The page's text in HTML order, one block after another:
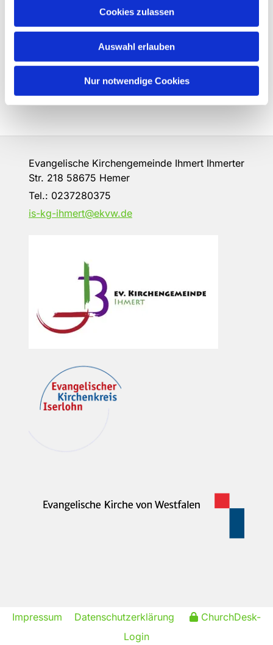
Cookies zulassen
Auswahl erlauben
Nur notwendige Cookies
Evangelische Kirchengemeinde Ihmert Ihmerter
Str. 218 58675 Hemer
Tel.: 0237280375
is-kg-ihmert@ekvw.de
Impressum Datenschutzerklärung
ChurchDesk-
Login